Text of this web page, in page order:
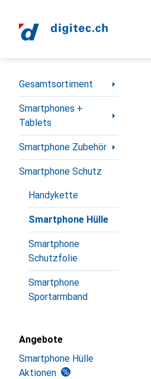
Navigation nach Kategorien
Gesamtsortiment
Smartphones +
Tablets
Smartphone Zubehör
Smartphone Schutz
Handykette
Smartphone Hülle
Smartphone
Schutzfolie
Smartphone
Sportarmband
Angebote
Smartphone Hülle
Aktionen